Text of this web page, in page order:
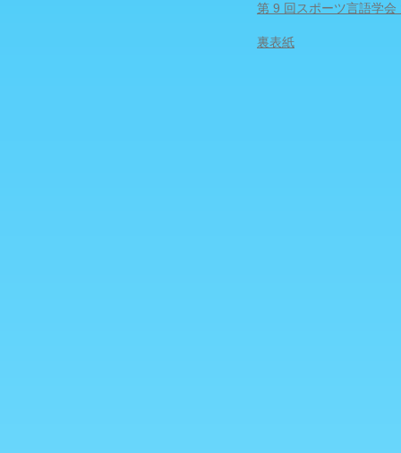
第 9 回スポーツ言語学
裏表紙